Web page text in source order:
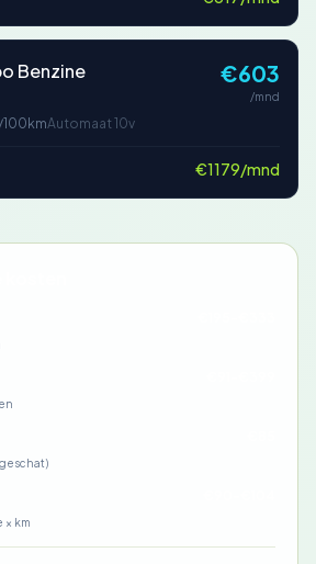
Benzine
100kmAutomaat 10v
€603
/mnd
€1179/mnd
× km